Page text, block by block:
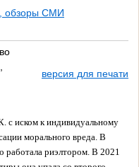
обзоры СМИ
версия для печати
с иском к индивидуальному
морального вреда. В
работала риэлтором. В 2021